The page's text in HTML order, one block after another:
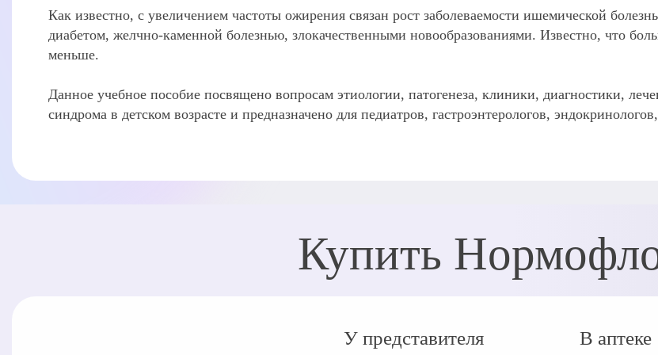
Как известно, с увеличением частоты ожирения связан рост заболеваемости ишемической
диабетом, желчно-каменной болезнью, злокачественными новообразованиями. Известно, что
меньше.
Данное учебное пособие посвящено вопросам этиологии, патогенеза, клиники, диагностики,
синдрома в детском возрасте и предназначено для педиатров, гастроэнтерологов,
Купить
У представителя В аптеке